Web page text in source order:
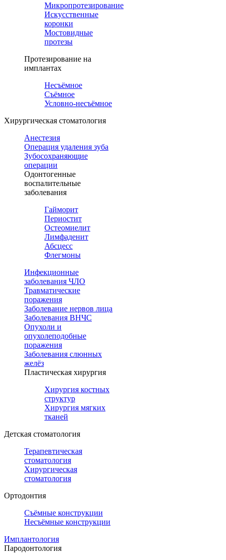
Микропротезирование
Искусственные
коронки
Мостовидные
протезы
Протезирование на
имплантах
Несъёмное
Съёмное
Условно-несъёмное
Хирургическая стоматология
Анестезия
Операция удаления зуба
Зубосохраняющие
операции
Одонтогенные
воспалительные
заболевания
Гайморит
Периостит
Остеомиелит
Лимфаденит
Абсцесс
Флегмоны
Инфекционные
заболевания ЧЛО
Травматические
поражения
Заболевание нервов лица
Заболевания ВНЧС
Опухоли и
опухолеподобные
поражения
Заболевания слюнных
желёз
Пластическая хирургия
Хирургия костных
структур
Хирургия мягких
тканей
Детская стоматология
Терапевтическая
стоматология
Хирургическая
стоматология
Ортодонтия
Съёмные конструкции
Несъёмные конструкции
Имплантология
Пародонтология